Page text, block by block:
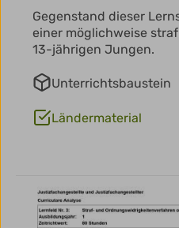
Gegenstand dieser
einer möglichweise
13-jährigen Jungen.
Unterrichtsbaustein
Ländermaterial